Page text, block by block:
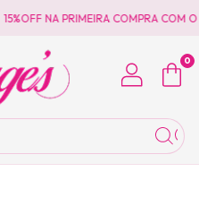
15%OFF NA PRIMEIRA COMPRA COM O
0